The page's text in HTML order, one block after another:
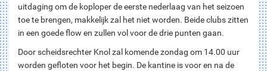
uitdaging om de koploper de eerste nederlaag van het seizoen
toe te brengen, makkelijk zal het niet worden. Beide clubs zitten
in een goede flow en zullen vol voor de drie punten gaan.
Door scheidsrechter Knol zal komende zondag om 14.00 uur
worden gefloten voor het begin. De kantine is voor en na de